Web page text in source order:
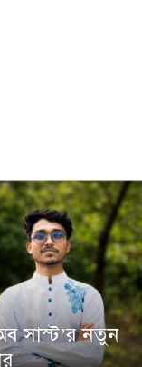
সাস্ট’র নতুন